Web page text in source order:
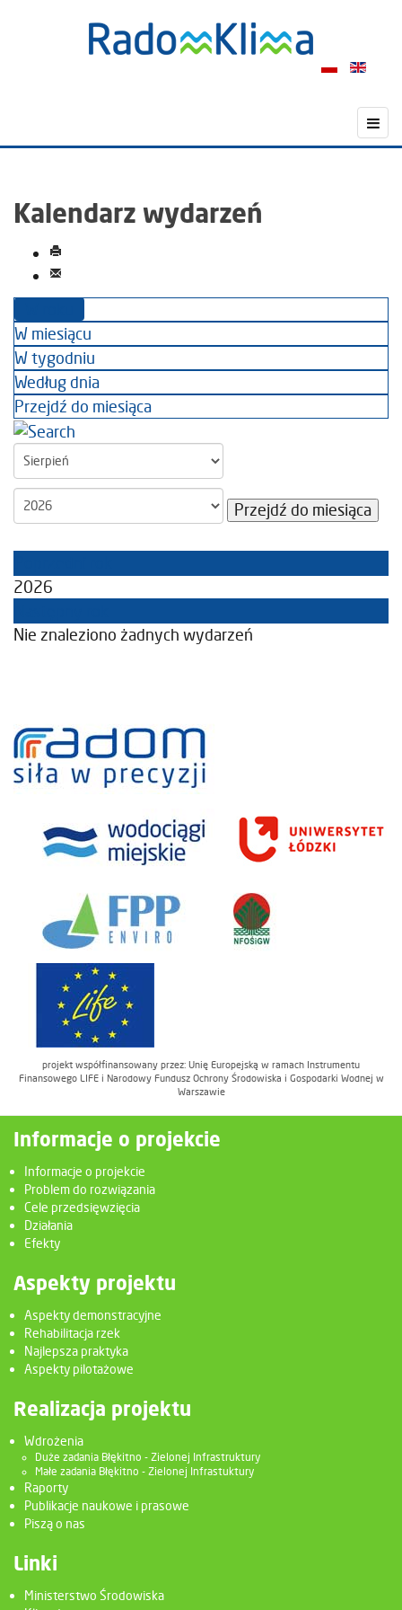
Kalendarz wydarzeń
W miesiącu
W tygodniu
Według dnia
Przejdź do miesiąca
Przejdź do miesiąca
2026
Nie znaleziono żadnych wydarzeń
projekt współfinansowany przez: Unię Europejską w ramach Instrumentu
Finansowego LIFE i Narodowy Fundusz Ochrony Środowiska i Gospodarki Wodnej w
Warszawie
Informacje o projekcie
Informacje o projekcie
Problem do rozwiązania
Cele przedsięwzięcia
Działania
Efekty
Aspekty projektu
Aspekty demonstracyjne
Rehabilitacja rzek
Najlepsza praktyka
Aspekty pilotażowe
Realizacja projektu
Wdrożenia
Duże zadania Błękitno - Zielonej Infrastruktury
Małe zadania Błękitno - Zielonej Infrastuktury
Raporty
Publikacje naukowe i prasowe
Piszą o nas
Linki
Ministerstwo Środowiska